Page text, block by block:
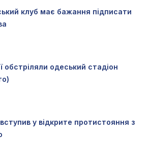
клуб має бажання підписати
обстріляли одеський стадіон
у відкрите протистояння з